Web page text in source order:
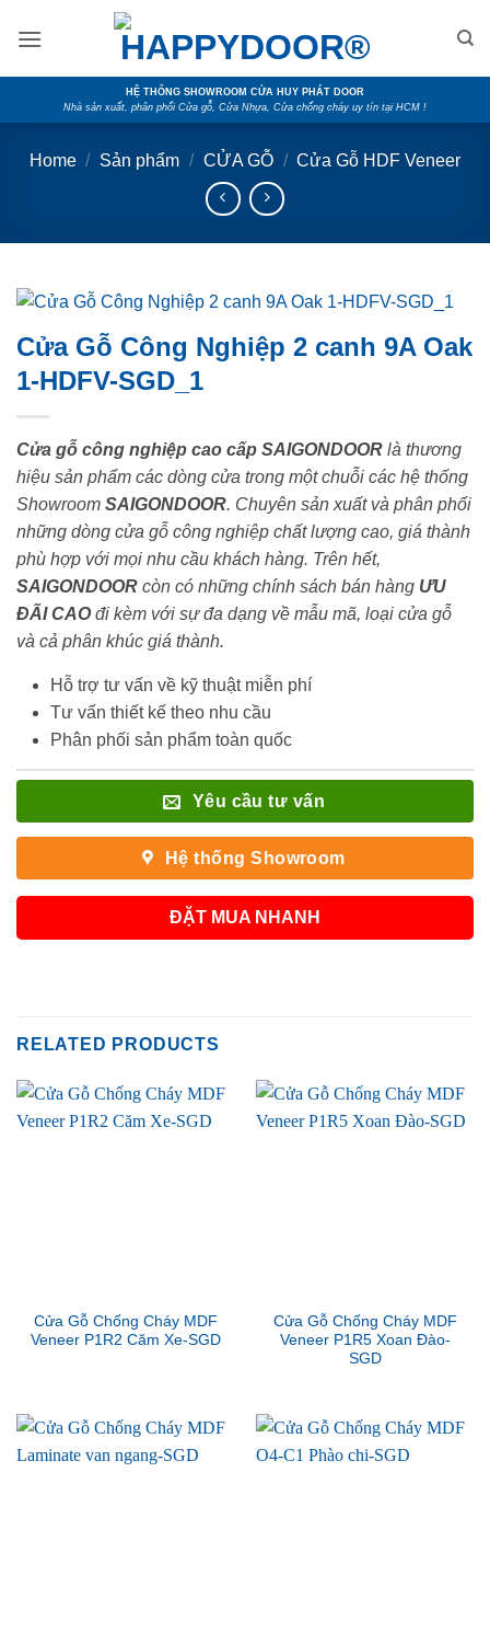
HỆ THỐNG SHOWROOM CỬA HUY PHÁT DOOR
Nhà sản xuất, phân phối Cửa gỗ, Cửa Nhựa, Cửa chống cháy uy tín tại HCM !
Home / Sản phẩm / CỬA GỖ / Cửa Gỗ HDF Veneer
Cửa Gỗ Công Nghiệp 2 canh 9A Oak
1-HDFV-SGD_1
Cửa gỗ công nghiệp cao cấp SAIGONDOOR là thương
hiệu sản phẩm các dòng cửa trong một chuỗi các hệ thống
Showroom SAIGONDOOR. Chuyên sản xuất và phân phối
những dòng cửa gỗ công nghiệp chất lượng cao, giá thành
phù hợp với mọi nhu cầu khách hàng. Trên hết,
SAIGONDOOR còn có những chính sách bán hàng ƯU
ĐÃI CAOđi kèm với sự đa dạng về mẫu mã, loại cửa gỗ
và cả phân khúc giá thành.
Hỗ trợ tư vấn về kỹ thuật miễn phí
Tư vấn thiết kế theo nhu cầu
Phân phối sản phẩm toàn quốc
Yêu cầu tư vấn
Hệ thống Showroom
ĐẶT MUA NHANH
RELATED PRODUCTS
Cửa Gỗ Chống Cháy MDF
Veneer P1R2 Căm Xe-SGD
Cửa Gỗ Chống Cháy MDF
Veneer P1R5 Xoan Đào-
SGD